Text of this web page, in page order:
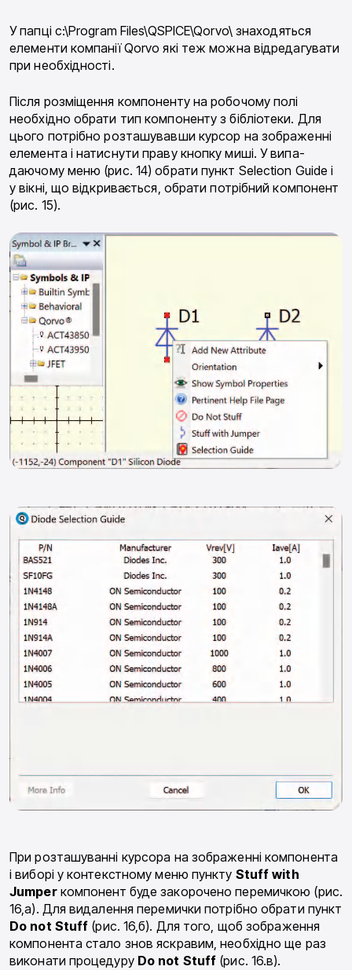
У папці c:\Program Files\QSPICE\Qorvo\ знаходять­ся
елементи компанії Qorvo які теж можна відредагу­вати
при необхідності.
Після розміщення компоненту на робочому полі
необхідно обрати тип компоненту з бібліотеки. Для
цього потрібно розташувавши курсор на зображенні
елемента і натиснути праву кнопку миші. У випа­
даючому меню (рис. 14) обрати пункт Selection Guide і
у вікні, що відкривається, обрати потрібний компонент
(рис. 15).
При розташуванні курсора на зображенні компо­нента
і виборі у контекстному меню пункту Stuff with
Jumperкомпонент буде закорочено перемичкою (рис.
16,а). Для видалення перемички потрібно обра­ти пункт
Do not Stuff (рис. 16,б). Для того, щоб зобра­ження
компонента стало знов яскравим, необхідно ще раз
виконати процедуру Do not Stuff (рис. 16.в).